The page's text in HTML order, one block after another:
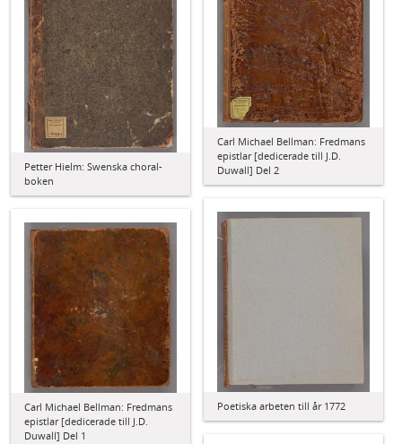
Petter Hielm: Swenska choral-
boken
Carl Michael Bellman: Fredmans
epistlar [dedicerade till J.D.
Duwall] Del 2
Poetiska arbeten till år 1772
Carl Michael Bellman: Fredmans
epistlar [dedicerade till J.D.
Duwall] Del 1